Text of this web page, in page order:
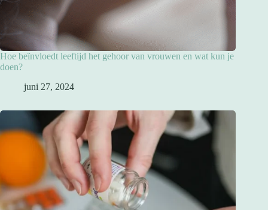
Hoe beïnvloedt leeftijd het gehoor van vrouwen en wat kun je
doen?
juni 27, 2024